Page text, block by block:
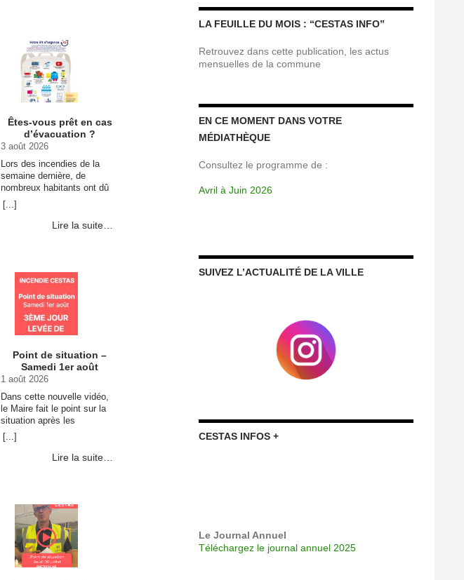
POINT DE SITUATION –
Mardi 4 août →
Êtes-vous prêt en cas
d’évacuation ?
3 août 2026
Lors des incendies de la
semaine dernière, de
nombreux habitants ont dû
quitter leur domicile en
quelques minutes. Préparer
un kit d’urgence 72h à
vous prêt en cas
d’évacuation ? →
[...]
Lire la suite…
Point de situation –
Samedi 1er août
1 août 2026
Dans cette nouvelle vidéo,
le Maire fait le point sur la
situation après les
incendies. Les équipes
restent pleinement
mobilisées sur le terrain. Si
Samedi 1er août →
[...]
Lire la suite…
LA FEUILLE DU MOIS : “CESTAS INFO”
Retrouvez dans cette publication, les actus
mensuelles de la commune
EN CE MOMENT DANS VOTRE
MÉDIATHÈQUE
Consultez le programme de :
Avril à Juin 2026
SUIVEZ L’ACTUALITÉ DE LA VILLE
CESTAS INFOS +
Le Journal Annuel
Téléchargez le journal annuel 2025